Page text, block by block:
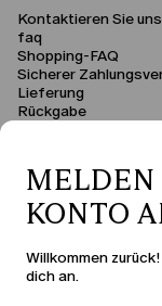
Kontaktieren Sie uns
faq
Shopping-FAQ
Sicherer
Lieferung
Rückgabe
LAND UND
KONTO
Willkommen
dich an.